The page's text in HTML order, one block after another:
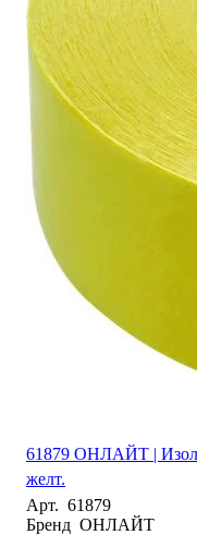
61879 ОНЛАЙТ |
желт.
Арт. 61879
Бренд ОНЛАЙТ